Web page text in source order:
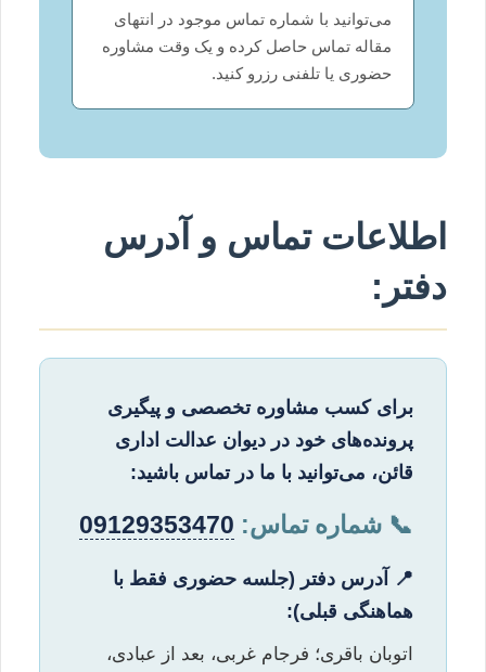
می‌توانید با شماره تماس موجود در انتهای
مقاله تماس حاصل کرده و یک وقت مشاوره
حضوری یا تلفنی رزرو کنید.
اطلاعات تماس و آدرس
دفتر:
برای کسب مشاوره تخصصی و پیگیری
پرونده‌های خود در دیوان عدالت اداری
قائن، می‌توانید با ما در تماس باشید:
📞 شماره تماس: 09129353470
📍 آدرس دفتر (جلسه حضوری فقط با
هماهنگی قبلی):
اتوبان باقری؛ فرجام غربی، بعد از عبادی،